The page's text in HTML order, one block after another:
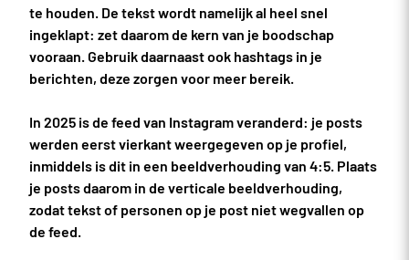
te houden. De tekst wordt namelijk al heel snel
ingeklapt: zet daarom de kern van je boodschap
vooraan. Gebruik daarnaast ook hashtags in je
berichten, deze zorgen voor meer bereik.
In 2025 is de feed van Instagram veranderd: je posts
werden eerst vierkant weergegeven op je profiel,
inmiddels is dit in een beeldverhouding van 4:5. Plaats
je posts daarom in de verticale beeldverhouding,
zodat tekst of personen op je post niet wegvallen op
de feed.